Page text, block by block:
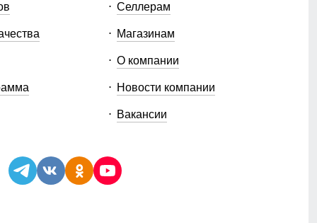
Селлерам
Магазинам
О компании
Новости компании
Вакансии